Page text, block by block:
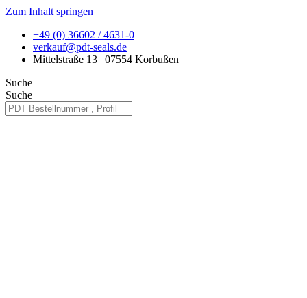
Zum Inhalt springen
+49 (0) 36602 / 4631-0
verkauf@pdt-seals.de
Mittelstraße 13 | 07554 Korbußen
Suche
Suche